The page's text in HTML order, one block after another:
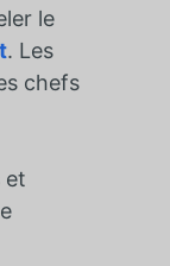
le
. Les
chefs
et